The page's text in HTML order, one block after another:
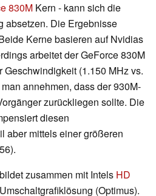
830M Kern - kann sich die
absetzen. Die Ergebnisse
Kerne basieren auf Nvidias
arbeitet der GeForce 830M
Geschwindigkeit (1.150 MHz vs.
annehmen, dass der 930M-
zurückliegen sollte. Die
diesen
aber mittels einer größeren
zusammen mit Intels HD
(Optimus).